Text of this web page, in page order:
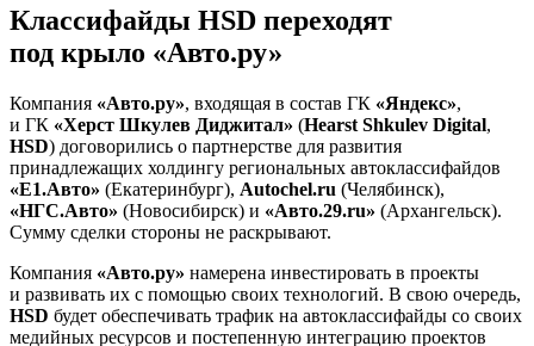
Классифайды HSD переходят
под крыло «Авто.ру»
Компания «Авто.ру», входящая в состав ГК «Яндекс»,
и ГК «Херст Шкулев Диджитал» (Hearst Shkulev Digital,
HSD) договорились о партнерстве для развития
принадлежащих холдингу региональных автоклассифайдов
«E1.Авто» (Екатеринбург), Autochel.ru (Челябинск),
«НГС.Авто» (Новосибирск) и «Авто.29.ru» (Архангельск).
Сумму сделки стороны не раскрывают.
Компания «Авто.ру» намерена инвестировать в проекты
и развивать их с помощью своих технологий. В свою очередь,
HSD будет обеспечивать трафик на автоклассифайды со своих
медийных ресурсов и постепенную интеграцию проектов